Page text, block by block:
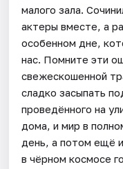
малого зала.
актеры вместе, а
особенном дне,
нас. Помните эти
свежескошенной
сладко засыпать
проведённого на
дома, и мир в
день, а потом ещё
в чёрном космосе